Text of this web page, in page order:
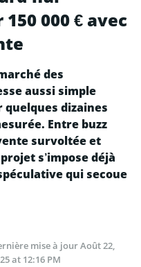
000 € avec
des
aussi simple
dizaines
Entre buzz
survoltée et
s’impose déjà
qui secoue
mise à jourAoût 22,
at 12:16 PM